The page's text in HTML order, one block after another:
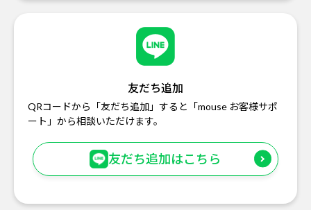
友だち追加
QRコードから「友だち追加」すると「mouse お客様サポ
ート」から相談いただけます。
友だち追加はこちら